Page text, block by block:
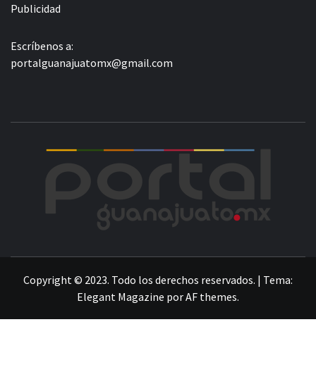
Publicidad
Escríbenos a:
portalguanajuatomx@gmail.com
Copyright © 2023. Todo los derechos reservados. | Tema:
Elegant Magazine porAF themes.